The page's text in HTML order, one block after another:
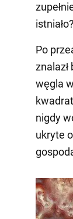
Po
węgla
nigdy
ukryte